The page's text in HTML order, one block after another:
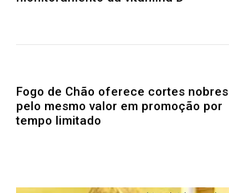
Fogo de Chão oferece cortes nobres
pelo mesmo valor em promoção por
tempo limitado